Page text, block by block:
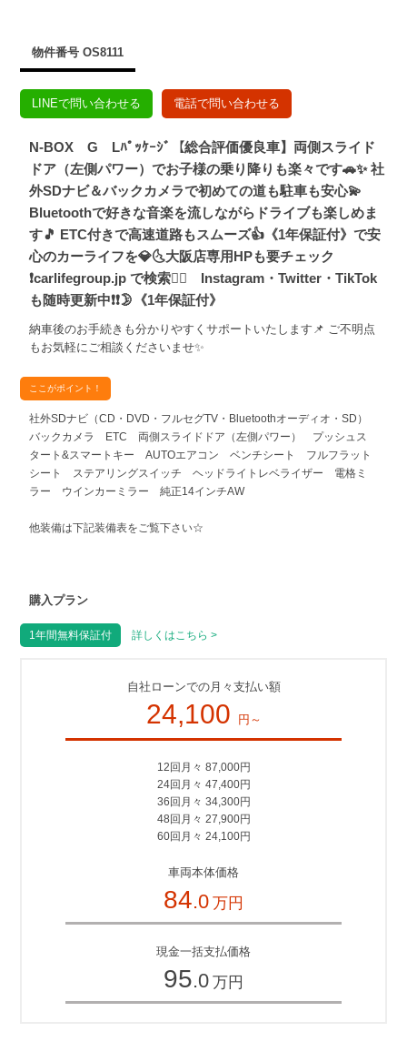
物件番号 OS8111
LINEで問い合わせる 電話で問い合わせる
N-BOX G Lﾊﾟｯｹｰｼﾞ【総合評価優良車】両側スライド
ドア（左側パワー）でお子様の乗り降りも楽々です🚗✨ 社
外SDナビ＆バックカメラで初めての道も駐車も安心💫
Bluetoothで好きな音楽を流しながらドライブも楽しめま
す🎵 ETC付きで高速道路もスムーズ👍《1年保証付》で安
心のカーライフを💎🌜大阪店専用HPも要チェック
❗carlifegroup.jp で検索🕵️‍♂️ Instagram・Twitter・TikTok
も随時更新中❗❗🌛《1年保証付》
納車後のお手続きも分かりやすくサポートいたします📌 ご不明点
もお気軽にご相談くださいませ✨
ここがポイント！
社外SDナビ（CD・DVD・フルセグTV・Bluetoothオーディオ・SD）
バックカメラ ETC 両側スライドドア（左側パワー） プッシュス
タート&スマートキー AUTOエアコン ベンチシート フルフラット
シート ステアリングスイッチ ヘッドライトレベライザー 電格ミ
ラー ウインカーミラー 純正14インチAW
他装備は下記装備表をご覧下さい☆
購入プラン
1年間無料保証付 詳しくはこちら >
自社ローンでの月々支払い額
24,100 円～
12回月々 87,000円
24回月々 47,400円
36回月々 34,300円
48回月々 27,900円
60回月々 24,100円
車両本体価格
84.0 万円
現金一括支払価格
95.0 万円